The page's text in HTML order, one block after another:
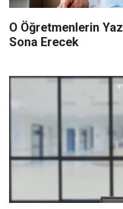
O Öğretmenlerin
Sona Erecek